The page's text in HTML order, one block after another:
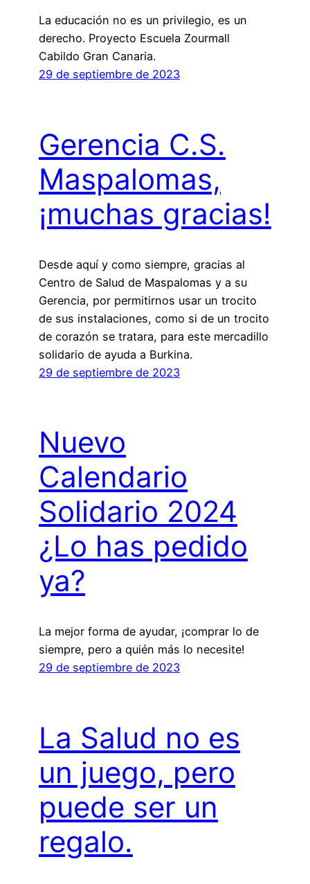
La educación no es un privilegio, es un
derecho. Proyecto Escuela Zourmall
Cabildo Gran Canaria.
29 de septiembre de 2023
Gerencia C.S.
Maspalomas,
¡muchas gracias!
Desde aquí y como siempre, gracias al
Centro de Salud de Maspalomas y a su
Gerencia, por permitirnos usar un trocito
de sus instalaciones, como si de un trocito
de corazón se tratara, para este mercadillo
solidario de ayuda a Burkina.
29 de septiembre de 2023
Nuevo
Calendario
Solidario 2024
¿Lo has pedido
ya?
La mejor forma de ayudar, ¡comprar lo de
siempre, pero a quién más lo necesite!
29 de septiembre de 2023
La Salud no es
un juego, pero
puede ser un
regalo.